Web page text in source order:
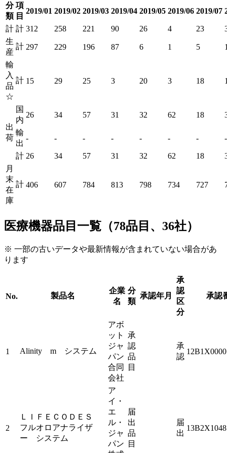
分
類
項
目
2019/01 2019/02 2019/03 2019/04 2019/05 2019/06 2019/07
計 計 312 258 221 90 26 4 23
生
産
計 297 229 196 87 6 1 5
輸
入
品
☆
計 15 29 25 3 20 3 18
出
荷
国
内
26 34 57 31 32 62 18
輸
出
- - - - - - - -
計 26 34 57 31 32 62 18
月
末
在
庫
計 406 607 784 813 798 734 727
医療機器品目一覧（78品目、36社）
※ 一部の古いデータや最新情報が含まれていない場合があ
ります
No. 製品名
企業
名
分
類
承認年月
承
認
区
分
承認
1 Alinity m システム
アボ
ット
ジャ
パン
合同
会社
承
認
品
目
承
認
2
ＬＩＦＥＣＯＤＥＳ
フルオロアナライザ
ー システム
ア
イ・
エ
ル・
ジャ
パン
届
出
品
目
届
出